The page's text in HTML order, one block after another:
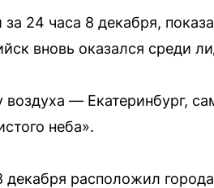
24 часа 8 декабря,
вновь оказался среди
— Екатеринбург,
неба».
декабря расположил